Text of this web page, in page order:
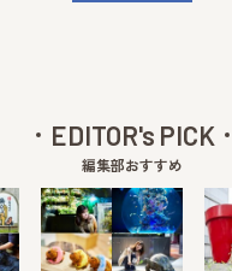
EDITOR's PICK
編集部おすすめ